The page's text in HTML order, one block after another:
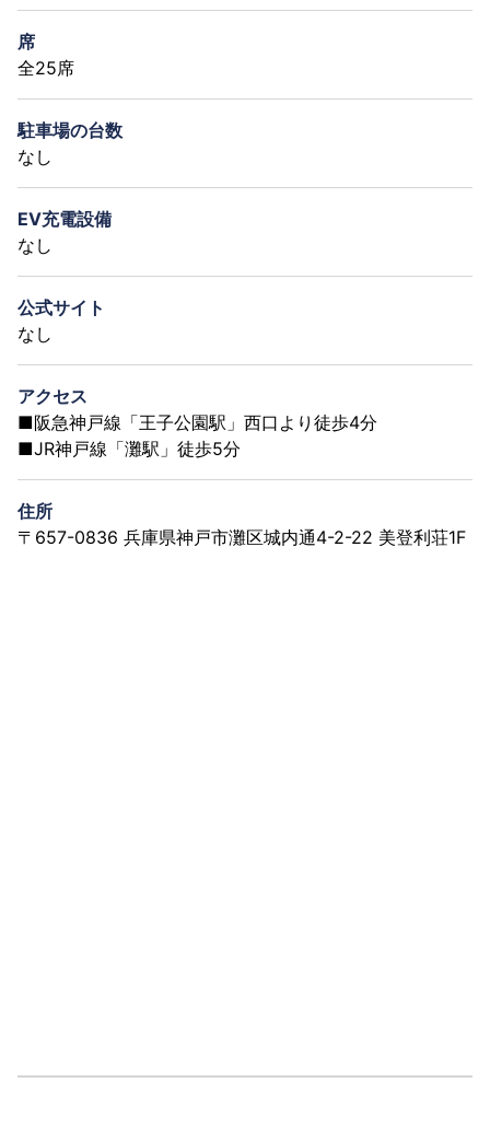
席
全25席
駐車場の台数
なし
EV充電設備
なし
公式サイト
なし
アクセス
■阪急神戸線「王子公園駅」西口より徒歩4分
■JR神戸線「灘駅」徒歩5分
住所
〒657-0836 兵庫県神戸市灘区城内通4-2-22 美登利荘1F